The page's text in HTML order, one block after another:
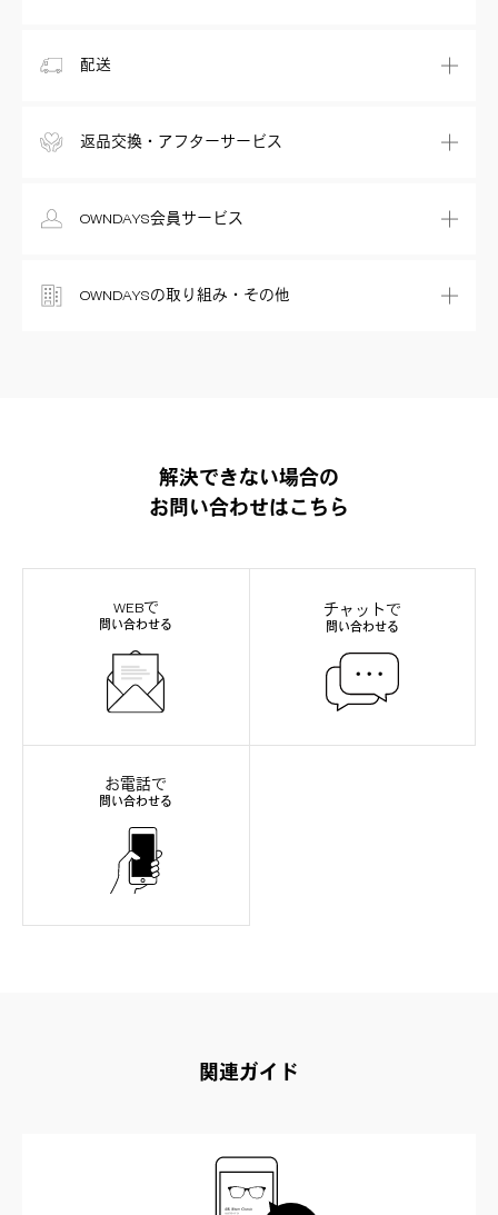
配送
返品交換・アフターサービス
OWNDAYS会員サービス
OWNDAYSの取り組み・その他
解決できない場合の
お問い合わせはこちら
WEBで
問い合わせる
チャットで
問い合わせる
お電話で
問い合わせる
関連ガイド